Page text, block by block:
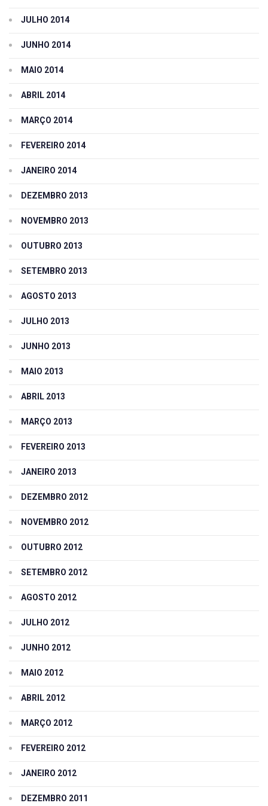
JULHO 2014
JUNHO 2014
MAIO 2014
ABRIL 2014
MARÇO 2014
FEVEREIRO 2014
JANEIRO 2014
DEZEMBRO 2013
NOVEMBRO 2013
OUTUBRO 2013
SETEMBRO 2013
AGOSTO 2013
JULHO 2013
JUNHO 2013
MAIO 2013
ABRIL 2013
MARÇO 2013
FEVEREIRO 2013
JANEIRO 2013
DEZEMBRO 2012
NOVEMBRO 2012
OUTUBRO 2012
SETEMBRO 2012
AGOSTO 2012
JULHO 2012
JUNHO 2012
MAIO 2012
ABRIL 2012
MARÇO 2012
FEVEREIRO 2012
JANEIRO 2012
DEZEMBRO 2011